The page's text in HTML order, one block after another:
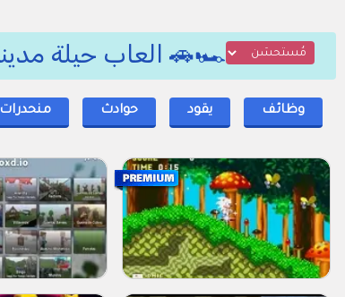
🏎️🚗 العاب حيلة
وظائف يقود حوادث منحدرات